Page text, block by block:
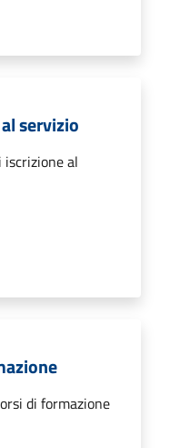
servizio
iscrizione al
di formazione